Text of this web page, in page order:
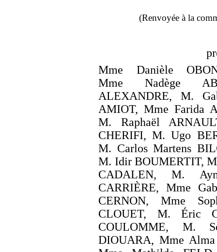
(Renvoyée à la
Mme Danièle
Mme Nadège
ALEXANDRE, M.
AMIOT, Mme Farida
M. Raphaël
CHERIFI, M. Ugo
M. Carlos Martens
M. Idir BOUMERTIT,
CADALEN, M.
CARRIÈRE, Mme
CERNON, Mme
CLOUET, M. Éric
COULOMME, M.
DIOUARA, Mme